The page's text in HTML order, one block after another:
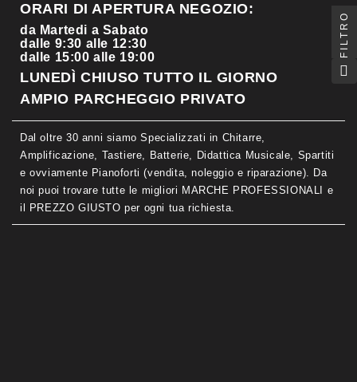
ORARI DI APERTURA NEGOZIO:
da Martedi a Sabato
dalle 9:30 alle 12:30
dalle 15:00 alle 19:00
LUNEDÌ CHIUSO TUTTO IL GIORNO
AMPIO PARCHEGGIO PRIVATO
Dal oltre 30 anni siamo Specializzati in Chitarre,
Amplificazione, Tastiere, Batterie, Didattica Musicale, Spartiti
e ovviamente Pianoforti (vendita, noleggio e riparazione). Da
noi puoi trovare tutte le migliori MARCHE PROFESSIONALI e
il PREZZO GIUSTO per ogni tua richiesta.
FILTRO